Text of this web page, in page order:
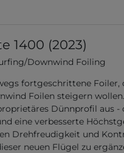
1400 (2023)
Downwind Foiling
fortgeschrittene Foiler,
Foilen steigern
Dünnprofil aus -
eine verbesserte
Drehfreudigkeit und
neuen Flügel zu